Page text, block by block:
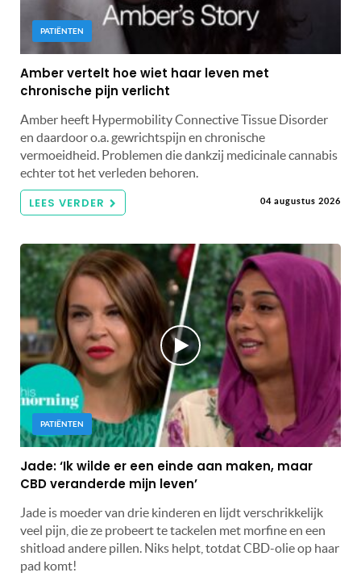
PATIËNTEN
Amber vertelt hoe wiet haar leven met
chronische pijn verlicht
Amber heeft Hypermobility Connective Tissue Disorder
en daardoor o.a. gewrichtspijn en chronische
vermoeidheid. Problemen die dankzij medicinale cannabis
echter tot het verleden behoren.
LEES VERDER 04 augustus 2026
PATIËNTEN
Jade: ‘Ik wilde er een einde aan maken, maar
CBD veranderde mijn leven’
Jade is moeder van drie kinderen en lijdt verschrikkelijk
veel pijn, die ze probeert te tackelen met morfine en een
shitload andere pillen. Niks helpt, totdat CBD-olie op haar
pad komt!